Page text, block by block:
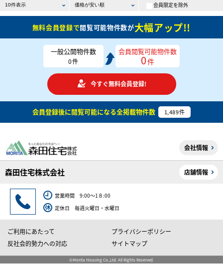
会員限定を除外
無料会員登録で閲覧可能物件数が大幅アップ!!
一般公開物件数
0件
会員閲覧可能物件数
0件
今すぐ無料会員登録!
会員登録後に閲覧可能になる全掲載物件数 1,489件
会社情報
森田住宅株式会社 店舗情報
営業時間 9:00～1８:00
定休日 毎週火曜日・水曜日
ご利用にあたって
プライバシーポリシー
反社会的勢力への対応
サイトマップ
©Morita Housing Co.,Ltd. All Rights Reserved.